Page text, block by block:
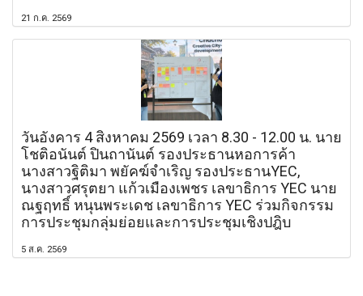
21 ก.ค. 2569
วันอังคาร 4 สิงหาคม 2569 เวลา 8.30 - 12.00 น. นาย
โชติอนันต์ ปินถานันต์ รองประธานหอการค้า
นางสาวฐิติมา พยัคฆ์จำเริญ รองประธานYEC,
นางสาวศรุตยา แก้วเมืองเพชร เลขาธิการ YEC นาย
ณฐฤทธิ์ หนุนพระเดช เลขาธิการ YEC ร่วมกิจกรรม
การประชุมกลุ่มย่อยและการประชุมเชิงปฎิบ
5 ส.ค. 2569